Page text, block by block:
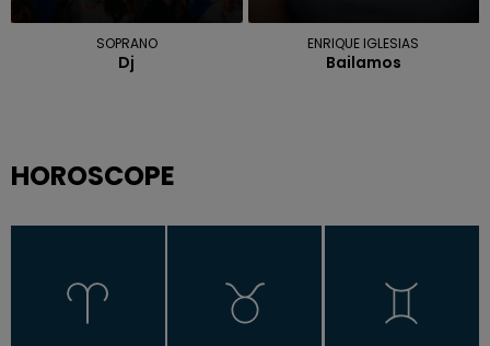
SOPRANO
Dj
ENRIQUE IGLESIAS
Bailamos
HOROSCOPE